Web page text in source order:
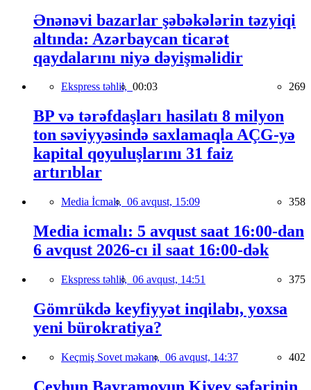
Ənənəvi bazarlar şəbəkələrin təzyiqi
altında: Azərbaycan ticarət
qaydalarını niyə dəyişməlidir
Ekspress təhlil, 00:03 269
BP və tərəfdaşları hasilatı 8 milyon
ton səviyyəsində saxlamaqla AÇG-yə
kapital qoyuluşlarını 31 faiz
artırıblar
Media İcmalı, 06 avqust, 15:09 358
Media icmalı: 5 avqust saat 16:00-dan
6 avqust 2026-cı il saat 16:00-dək
Ekspress təhlil, 06 avqust, 14:51 375
Gömrükdə keyfiyyət inqilabı, yoxsa
yeni bürokratiya?
Keçmiş Sovet məkanı, 06 avqust, 14:37 402
Ceyhun Bayramovun Kiyev səfərinin